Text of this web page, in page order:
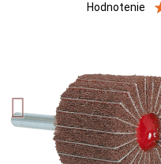
Hodnotenie